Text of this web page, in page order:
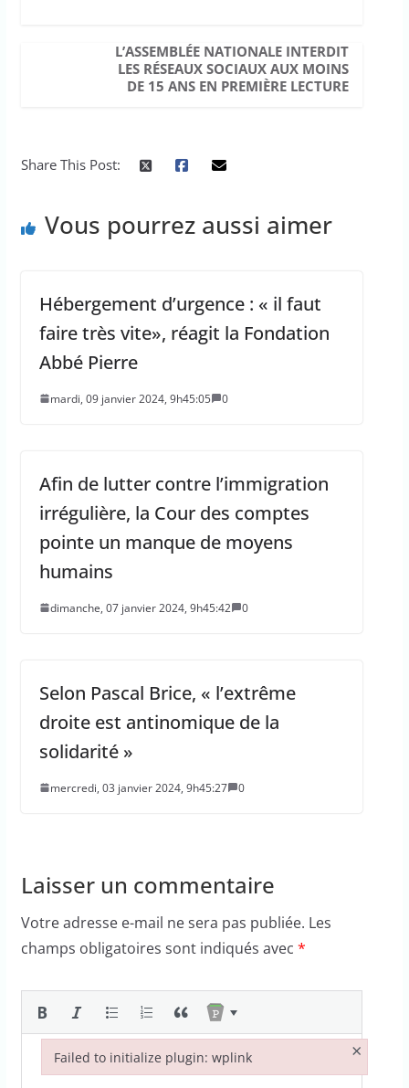
L’ASSEMBLÉE NATIONALE INTERDIT
LES RÉSEAUX SOCIAUX AUX MOINS
DE 15 ANS EN PREMIÈRE LECTURE
Share This Post:
Vous pourrez aussi aimer
Hébergement d’urgence : « il faut
faire très vite», réagit la Fondation
Abbé Pierre
mardi, 09 janvier 2024, 9h45:05 0
Afin de lutter contre l’immigration
irrégulière, la Cour des comptes
pointe un manque de moyens
humains
dimanche, 07 janvier 2024, 9h45:42 0
Selon Pascal Brice, « l’extrême
droite est antinomique de la
solidarité »
mercredi, 03 janvier 2024, 9h45:27 0
Laisser un commentaire
Votre adresse e-mail ne sera pas publiée. Les
champs obligatoires sont indiqués avec *
Failed to initialize plugin: wplink ×
Failed to initialize plugin: wplink